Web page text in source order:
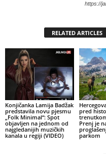
https://
RELATED ARTICLES
Konjičanka Lamija Badžak
predstavila novu pjesmu
„Folk Minimal“: Spot
objavljen na jednom od
najgledanijih muzičkih
kanala u regiji (VIDEO)
pred
Prenj je
parkom